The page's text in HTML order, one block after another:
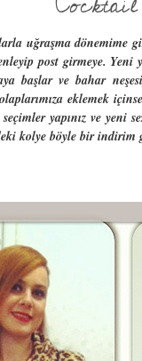
uğraşma
post girmeye. Yeni
başlar ve bahar
eklemek
yapınız ve yeni
kolye böyle bir indirim